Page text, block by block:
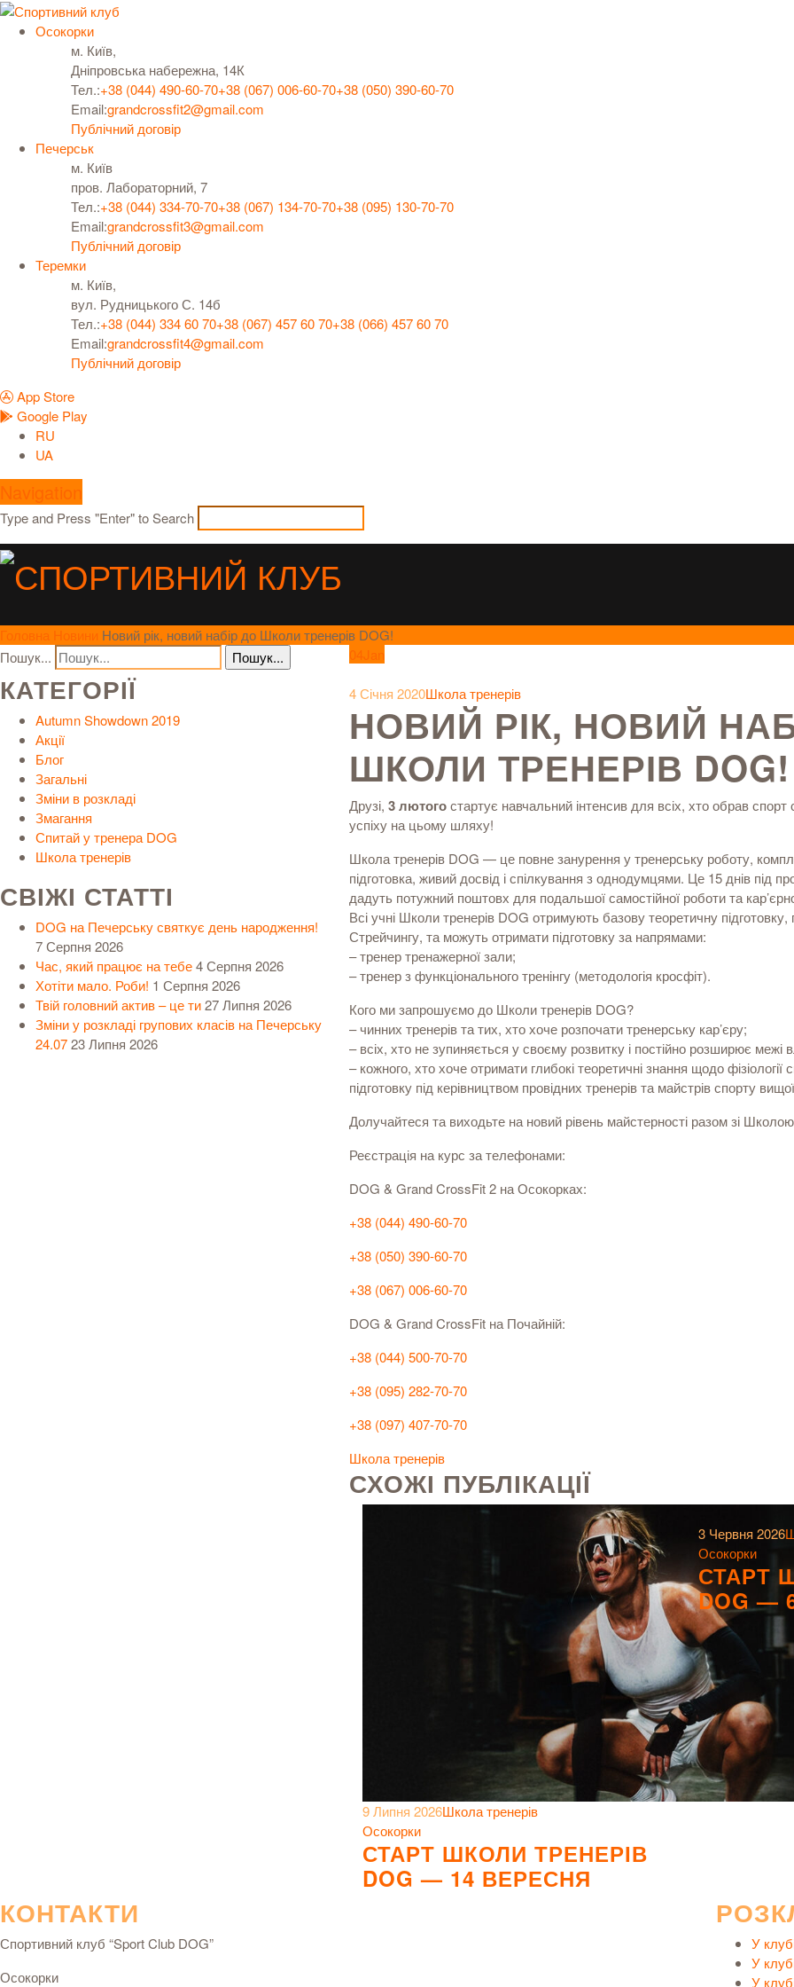
Осокорки
м. Київ,
Дніпровська набережна, 14К
Тел.:+38 (044) 490-60-70+38 (067) 006-60-70+38 (050) 390-60-70
Email:grandcrossfit2@gmail.com
Публічний договір
Печерськ
м. Київ
пров. Лабораторний, 7
Тел.:+38 (044) 334-70-70+38 (067) 134-70-70+38 (095) 130-70-70
Email:grandcrossfit3@gmail.com
Публічний договір
Теремки
м. Київ,
вул. Рудницького С. 14б
Тел.:+38 (044) 334 60 70+38 (067) 457 60 70+38 (066) 457 60 70
Email:grandcrossfit4@gmail.com
Публічний договір
App Store
Google Play
RU
UA
Navigation
Type and Press "Enter" to Search
Головна Новини Новий рік, новий набір до Школи тренерів DOG!
04Jan
4 Січня 2020Школа тренерів
НОВИЙ РІК, НОВИЙ
ШКОЛИ ТРЕНЕРІВ DOG!
Друзі,3 лютогостартує навчальний інтенсив для всіх, хто обрав
успіху на цьому шляху!
Школа тренерів DOG — це повне занурення у тренерську роботу,
підготовка, живий досвід і спілкування з однодумцями. Це 15 днів під
дадуть потужний поштовх для подальшої самостійної роботи та
Всі учні Школи тренерів DOG отримують базову теоретичну
Стрейчингу, та можуть отримати підготовку за напрямами:
– тренер тренажерної зали;
– тренер з функціонального тренінгу (методологія кросфіт).
Кого ми запрошуємо до Школи тренерів DOG?
– чинних тренерів та тих, хто хоче розпочати тренерську кар’єру;
– всіх, хто не зупиняється у своєму розвитку і постійно розширює
– кожного, хто хоче отримати глибокі теоретичні знання щодо
підготовку під керівництвом провідних тренерів та майстрів спорту вищої
Долучайтеся та виходьте на новий рівень майстерності разом зі
Реєстрація на курс за телефонами:
DOG & Grand CrossFit 2 на Осокорках:
+38 (044) 490-60-70
+38 (050) 390-60-70
+38 (067) 006-60-70
DOG & Grand CrossFit на Почайній:
+38 (044) 500-70-70
+38 (095) 282-70-70
+38 (097) 407-70-70
Школа тренерів
СХОЖІ ПУБЛІКАЦІЇ
9 Липня 2026Школа тренерів
Осокорки
СТАРТ ШКОЛИ ТРЕНЕРІВ
DOG — 14 ВЕРЕСНЯ
3 Червня 2026
Осокорки
СТАРТ
DOG —
Пошук...
КАТЕГОРІЇ
Autumn Showdown 2019
Акції
Блог
Загальні
Зміни в розкладі
Змагання
Спитай у тренера DOG
Школа тренерів
СВІЖІ СТАТТІ
DOG на Печерську святкує день народження!
7 Серпня 2026
Час, який працює на тебе4 Серпня 2026
Хотіти мало. Роби! 1 Серпня 2026
Твій головний актив – це ти27 Липня 2026
Зміни у розкладі групових класів на Печерську
24.0723 Липня 2026
КОНТАКТИ
Спортивний клуб “Sport Club DOG”
Осокорки
У
У
У